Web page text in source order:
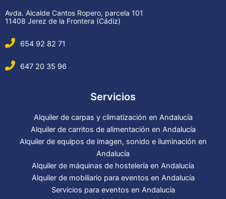
Avda. Alcalde Cantos Ropero, parcela 101
11408 Jerez de la Frontera (Cádiz)
654 92 82 71
647 20 35 96
Servicios
Alquiler de carpas y climatización en Andalucía
Alquiler de carritos de alimentación en Andalucía
Alquiler de equipos de imagen, sonido e iluminación en
Andalucía
Alquiler de máquinas de hostelería en Andalucía
Alquiler de mobiliario para eventos en Andalucía
Servicios para eventos en Andalucía